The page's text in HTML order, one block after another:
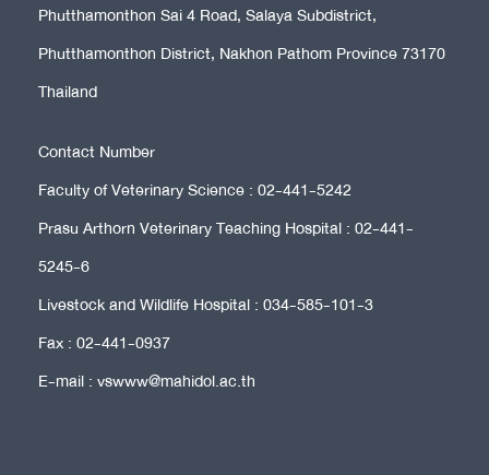
Phutthamonthon Sai 4 Road, Salaya Subdistrict,
Phutthamonthon District, Nakhon Pathom Province 73170
Thailand
Contact Number
Faculty of Veterinary Science : 02-441-5242
Prasu Arthorn Veterinary Teaching Hospital : 02-441-
5245-6
Livestock and Wildlife Hospital : 034-585-101-3
Fax : 02-441-0937
E-mail : vswww@mahidol.ac.th